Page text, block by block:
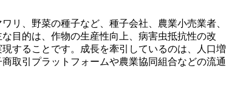
リ、野菜の種子など、種子会社、農業小売業者、
目的は、作物の生産性向上、病害虫抵抗性の改
することです。成長を牽引しているのは、人口増
取引プラットフォームや農業協同組合などの流通